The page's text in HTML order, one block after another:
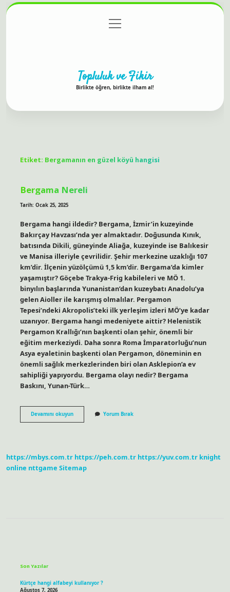
Gizlilik Politikası
menüyü
aç
Topluluk ve Fikir
Birlikte öğren, birlikte ilham al!
Etiket: Bergamanın en güzel köyü hangisi
Bergama Nereli
Tarih: Ocak 25, 2025
Bergama hangi ildedir? Bergama, İzmir’in kuzeyinde
Bakırçay Havzası’nda yer almaktadır. Doğusunda Kınık,
batısında Dikili, güneyinde Aliağa, kuzeyinde ise Balıkesir
ve Manisa illeriyle çevrilidir. Şehir merkezine uzaklığı 107
km’dir. İlçenin yüzölçümü 1,5 km’dir. Bergama’da kimler
yaşamıştır? Göçebe Trakya-Frig kabileleri ve MÖ 1.
binyılın başlarında Yunanistan’dan kuzeybatı Anadolu’ya
gelen Aioller ile karışmış olmalılar. Pergamon
Tepesi’ndeki Akropolis’teki ilk yerleşim izleri MÖ’ye kadar
uzanıyor. Bergama hangi medeniyete aittir? Helenistik
Pergamon Krallığı’nın başkenti olan şehir, önemli bir
eğitim merkeziydi. Daha sonra Roma İmparatorluğu’nun
Asya eyaletinin başkenti olan Pergamon, döneminin en
önemli sağlık merkezlerinden biri olan Asklepion’a ev
sahipliği yapıyordu. Bergama olayı nedir? Bergama
Baskını, Yunan-Türk…
Devamını okuyunBergama
Nereli
Yorum Bırak
https://mbys.com.tr https://peh.com.tr https://yuv.com.tr knight
online nttgame Sitemap
Son Yazılar
Kürtçe hangi alfabeyi kullanıyor ?
Ağustos 7, 2026